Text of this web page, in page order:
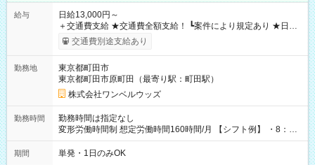
給与
日給13,000円～
＋交通費支給 ★交通費全額支給！ ┗案件により規定あり ★日払
いOK！（規定あり） ┗働いたその日に現金GET♪ お仕事後はコ
ンビニATMから 日払い分を引き落とせます！ 【試用期間】試
交通費別途支給あり
勤務地
東京都町田市
東京都町田市原町田（最寄り駅：町田駅）
株式会社ワンベルウッズ
勤務時間
勤務時間は指定なし
変形労働時間制 想定労働時間160時間/月 【シフト例】 ・8：00
～21：00
期間 単発・1日のみOK